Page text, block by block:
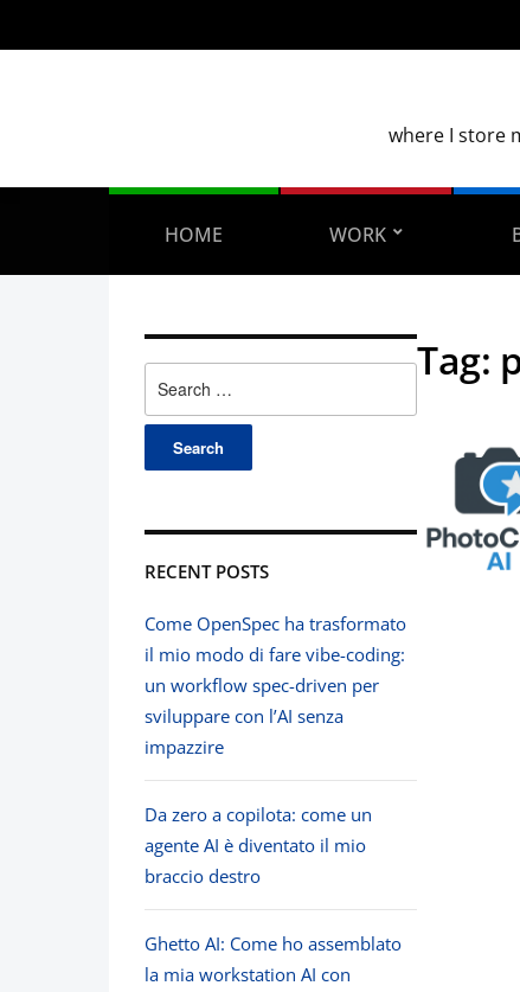
where I store
HOME WORK
for:
RECENT POSTS
Come OpenSpec ha trasformato
il mio modo di fare vibe-coding:
un workflow spec-driven per
sviluppare con l’AI senza
impazzire
Da zero a copilota: come un
agente AI è diventato il mio
braccio destro
Ghetto AI: Come ho assemblato
la mia workstation AI con
Tag: